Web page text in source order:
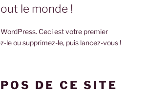
le monde !
Ceci est votre premier
le ou supprimez-le, puis lancez-vous !
DE CE SITE